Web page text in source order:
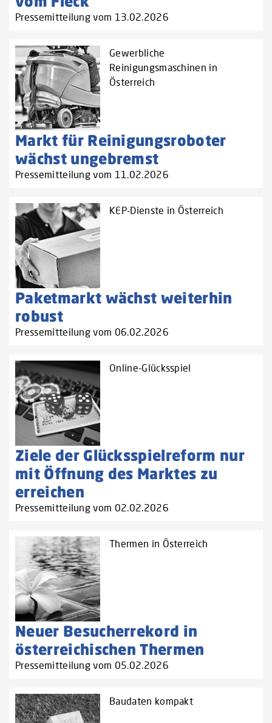
Pressemitteilung vom 13.02.2026
Gewerbliche
Reinigungsmaschinen in
Österreich
Markt für Reinigungsroboter
wächst ungebremst
Pressemitteilung vom 11.02.2026
KEP-Dienste in Österreich
Paketmarkt wächst weiterhin
robust
Pressemitteilung vom 06.02.2026
Online-Glücksspiel
Ziele der Glücksspielreform nur
mit Öffnung des Marktes zu
erreichen
Pressemitteilung vom 02.02.2026
Thermen in Österreich
Neuer Besucherrekord in
österreichischen Thermen
Pressemitteilung vom 05.02.2026
Baudaten kompakt